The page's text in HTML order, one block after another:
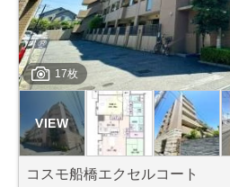
17枚
コスモ船橋エクセルコート